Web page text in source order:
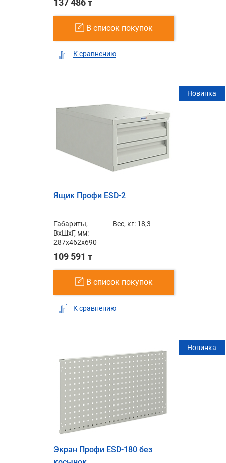
137 486 т
В список покупок
К сравнению
Новинка
Ящик Профи ESD-2
Габариты,
ВxШxГ, мм:
287x462x690
Вес, кг: 18,3
109 591 т
В список покупок
К сравнению
Новинка
Экран Профи ESD-180 без